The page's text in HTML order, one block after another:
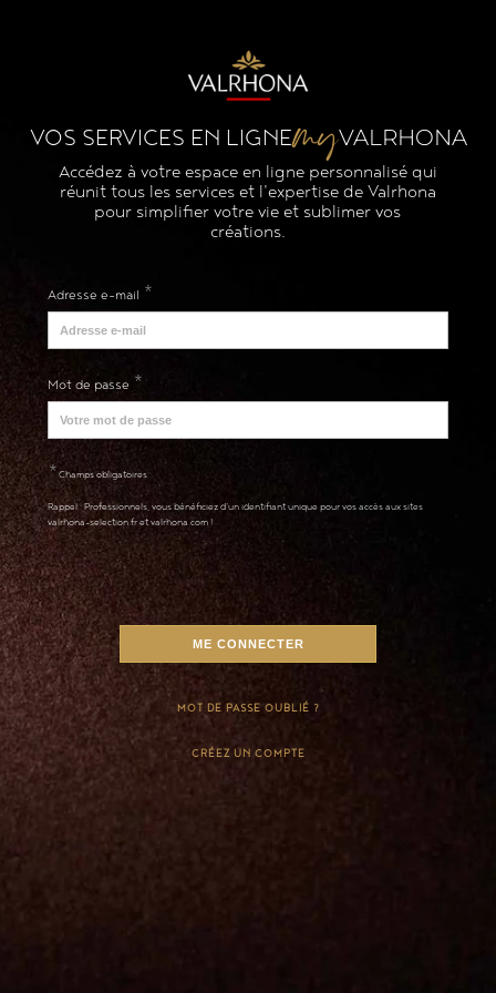
VOS SERVICES EN LIGNEmyVALRHONA
Accédez à votre espace en ligne personnalisé qui
réunit tous les services et l'expertise de Valrhona
pour simplifier votre vie et sublimer vos
créations.
Adresse e-mail *
Mot de passe *
*Champs obligatoires
Rappel : Professionnels, vous bénéficiez d'un identifiant unique pour vos accès aux sites
valrhona-selection.fr et valrhona.com !
MOT DE PASSE OUBLIÉ ?
CRÉEZ UN COMPTE